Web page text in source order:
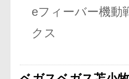
eフィーバー機動
クス